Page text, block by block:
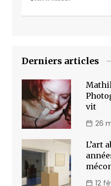
Derniers articles
vit
26
L’art
12